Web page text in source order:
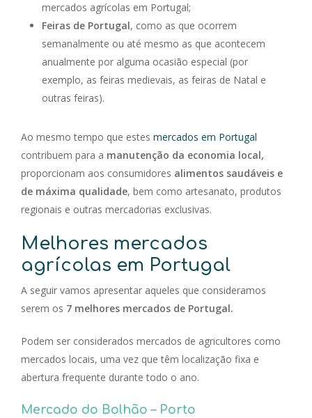
mercados agrícolas em Portugal;
Feiras de Portugal, como as que ocorrem
semanalmente ou até mesmo as que acontecem
anualmente por alguma ocasião especial (por
exemplo, as feiras medievais, as feiras de Natal e
outras feiras).
Ao mesmo tempo que estes mercados em Portugal
contribuem para a manutenção da economia local,
proporcionam aos consumidores alimentos saudáveis e
de máxima qualidade, bem como artesanato, produtos
regionais e outras mercadorias exclusivas.
Melhores mercados
agrícolas em Portugal
A seguir vamos apresentar aqueles que consideramos
serem os 7 melhores mercados de Portugal.
Podem ser considerados mercados de agricultores como
mercados locais, uma vez que têm localização fixa e
abertura frequente durante todo o ano.
Mercado do Bolhão – Porto